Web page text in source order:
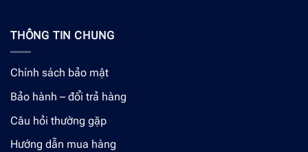
THÔNG TIN CHUNG
Chính sách bảo mật
Bảo hành – đổi trả hàng
Câu hỏi thường gặp
Hướng dẫn mua hàng